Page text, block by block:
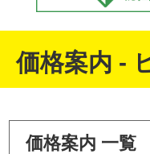
価格案内 -
価格案内 一覧